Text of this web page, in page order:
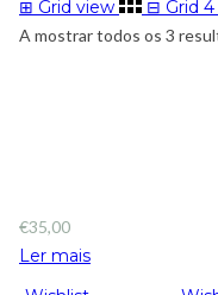
⊞ Grid view ⊟ Grid
A mostrar todos os 3
€35,00
Ler mais